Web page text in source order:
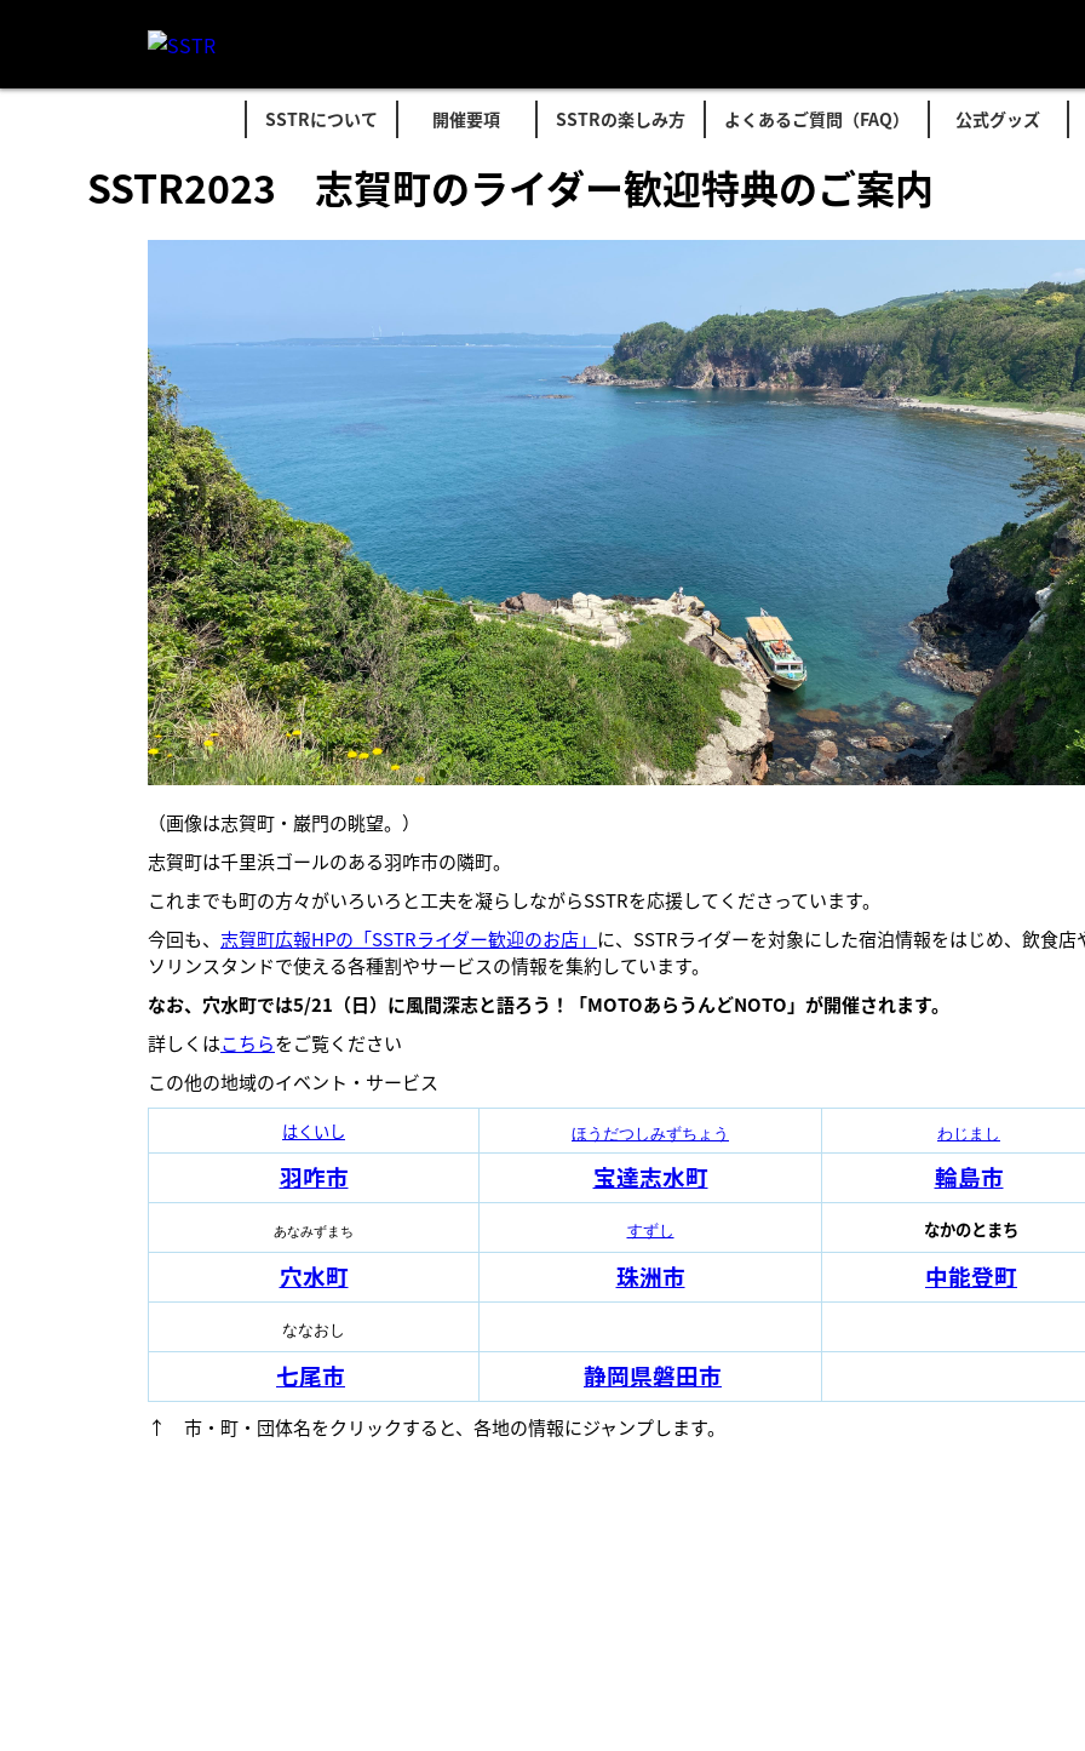
SSTRについて 開催要項 SSTRの楽しみ方 よくあるご質問（FAQ） 公式グッズ
SSTR2023 志賀町のライダー歓迎特典のご案内
（画像は志賀町・巌門の眺望。）
志賀町は千里浜ゴールのある羽咋市の隣町。
これまでも町の方々がいろいろと工夫を凝らしながらSSTRを応援してくださっています。
今回も、 志賀町広報HPの「SSTRライダー歓迎のお店」 に、SSTRライダーを対象にした宿泊情報をはじめ、飲食店
ソリンスタンドで使える各種割やサービスの情報を集約しています。
なお、穴水町では5/21（日）に風間深志と語ろう！「MOTOあらうんどNOTO」が開催されます。
詳しくはこちらをご覧ください
この他の地域のイベント・サービス
はくいし ほうだつしみずちょう わじまし
羽咋市 宝達志水町 輪島市
あなみずまち すずし なかのとまち
穴水町 珠洲市 中能登町
ななおし
七尾市 静岡県磐田市
↑ 市・町・団体名をクリックすると、各地の情報にジャンプします。